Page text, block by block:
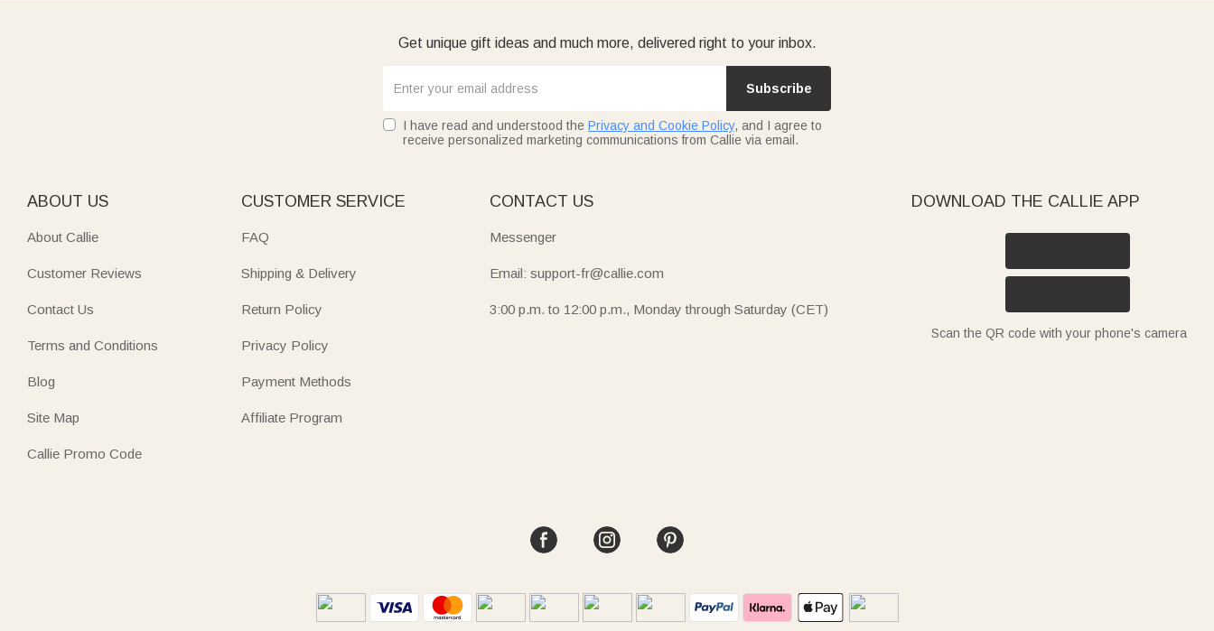
Get unique gift ideas and much more, delivered right to your inbox.
Subscribe
I have read and understood the Privacy and Cookie Policy, and I agree to
receive personalized marketing communications from Callie via email.
ABOUT US
About Callie
Customer Reviews
Contact Us
Terms and Conditions
Blog
Site Map
Callie Promo Code
CUSTOMER SERVICE
FAQ
Shipping & Delivery
Return Policy
Privacy Policy
Payment Methods
Affiliate Program
CONTACT US
Messenger
Email: support-fr@callie.com
3:00 p.m. to 12:00 p.m., Monday through Saturday (CET)
DOWNLOAD THE CALLIE APP
Scan the QR code with your phone's camera